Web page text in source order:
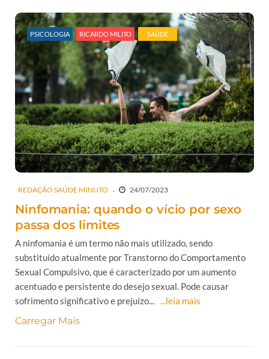
PSICOLOGIA RICARDO MILITO SAÚDE
REDAÇÃO SAÚDE MINUTO 24/07/2023
Ninfomania: quando o vício por sexo
passa dos limites
A ninfomania é um termo não mais utilizado, sendo
substituído atualmente por Transtorno do Comportamento
Sexual Compulsivo, que é caracterizado por um aumento
acentuado e persistente do desejo sexual. Pode causar
sofrimento significativo e prejuízo... ...leia mais
Carregar Mais